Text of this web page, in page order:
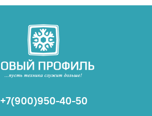
+7(900)950-40-50